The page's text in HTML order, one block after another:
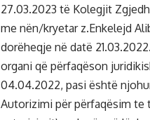
27.03.2023 të Kolegjit
me nën/kryetar z.Enkelejd
dorëheqje në datë
organi që përfaqëson
04.04.2022, pasi është
Autorizimi për përfaqësim te